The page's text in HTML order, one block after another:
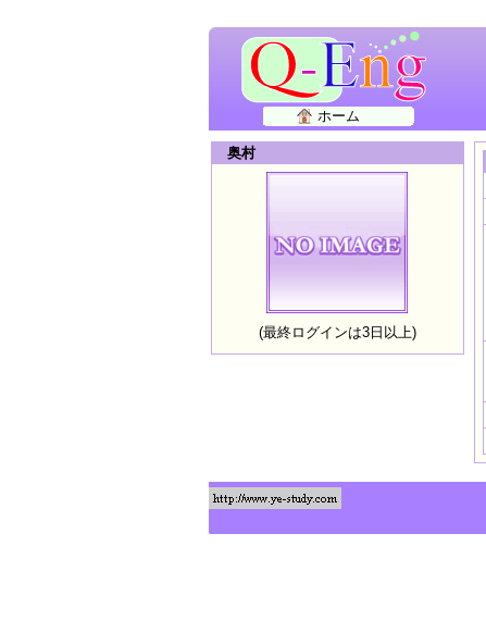
ホーム
奥村
(最終ログインは3日以上)